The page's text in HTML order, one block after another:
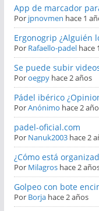
App de marcador
Por jpnovmen hace 1
Ergonogrip ¿Alguién
Por Rafaello-padel hace
Se puede subir
Poroegpy hace 2 años
Pádel ibérico
PorAnónimo hace 2
padel-oficial.com
Por Nanuk2003 hace 2
¿Cómo está
Por Milagros hace 2
Golpeo con bote
Por Borja hace 2 años